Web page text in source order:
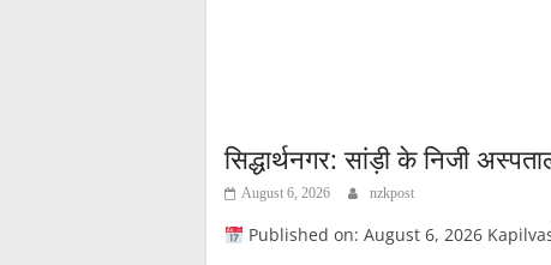
सिद्धार्थनगर: सांड़ी के निजी
August 6, 2026 nzkpost
Published on: August 6, 2026